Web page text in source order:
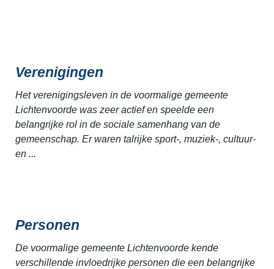
Verenigingen
Het verenigingsleven in de voormalige gemeente
Lichtenvoorde was zeer actief en speelde een
belangrijke rol in de sociale samenhang van de
gemeenschap. Er waren talrijke sport-, muziek-, cultuur-
en ...
Personen
De voormalige gemeente Lichtenvoorde kende
verschillende invloedrijke personen die een belangrijke